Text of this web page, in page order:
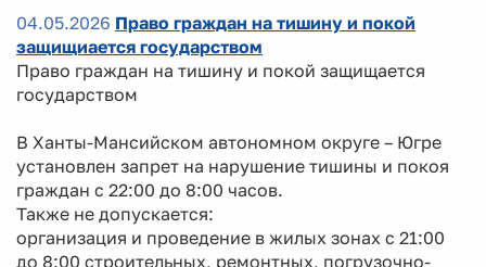
04.05.2026 Право граждан на тишину и покой
защищиается государством
Право граждан на тишину и покой защищается
государством
В Ханты-Мансийском автономном округе – Югре
установлен запрет на нарушение тишины и покоя
граждан с 22:00 до 8:00 часов.
Также не допускается:
организация и проведение в жилых зонах с 21:00
до 8:00 строительных, ремонтных, погрузочно-